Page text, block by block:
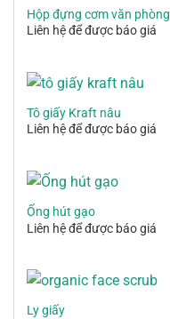
Hộp đựng cơm văn phòng
Liên hệ để được báo giá
Tô giấy Kraft nâu
Liên hệ để được báo giá
Ống hút gạo
Liên hệ để được báo giá
Ly giấy